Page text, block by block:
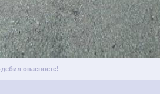
опасносте!